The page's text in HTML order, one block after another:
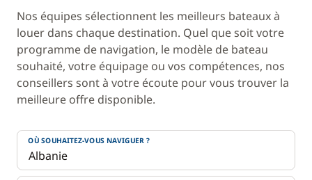
Nos équipes sélectionnent les meilleurs bateaux à
louer dans chaque destination. Quel que soit votre
programme de navigation, le modèle de bateau
souhaité, votre équipage ou vos compétences, nos
conseillers sont à votre écoute pour vous trouver la
meilleure offre disponible.
OÙ SOUHAITEZ-VOUS NAVIGUER ?